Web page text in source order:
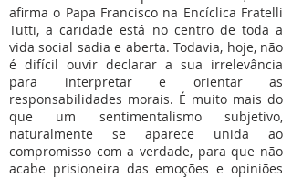
afirma o Papa Francisco na Encíclica Fratelli
Tutti, a caridade está no centro de toda a
vida social sadia e aberta. Todavia, hoje, não
é difícil ouvir declarar a sua irrelevância
para interpretar e orientar as
responsabilidades morais. É muito mais do
que um sentimentalismo subjetivo,
naturalmente se aparece unida ao
compromisso com a verdade, para que não
acabe prisioneira das emoções e opiniões